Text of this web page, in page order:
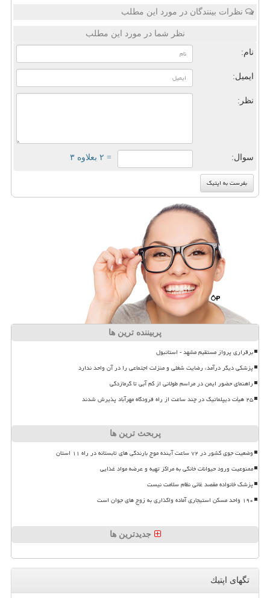
نظرات بینندگان در مورد این مطلب
نظر شما در مورد این مطلب
نام:
ایمیل:
نظر:
سوال: = ۲ بعلاوه ۳
پربیننده ترین ها
برقراری پرواز مستقیم مشهد - استانبول
پزشکی دیگر درآمد، رضایت شغلی و منزلت اجتماعی را در آن واحد ندارد
راهنمای حضور ایمن در مراسم طولانی از کم آبی تا گرمازدگی
۲۵ هیأت دیپلماتیک در چند ساعت از راه فرودگاه مهرآباد پذیرش شدند
پربحث ترین ها
وضعیت جوی کشور در ۷۲ ساعت آینده موج بارندگی های تابستانه در راه ۱۱ استان
ممنوعیت ورود حیوانات خانگی به مراکز تهیه و عرضه مواد غذایی
پزشک خانواده مقصد غائی نظام سلامت نیست
۱۹۰ واحد مسکن استیجاری آماده واگذاری به زوج های جوان است
جدیدترین ها
تگهای اپتیك